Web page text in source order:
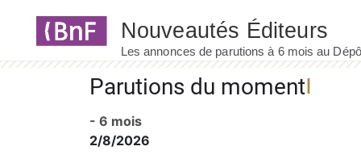
Parutions du moment
- 6 mois
2/8/2026